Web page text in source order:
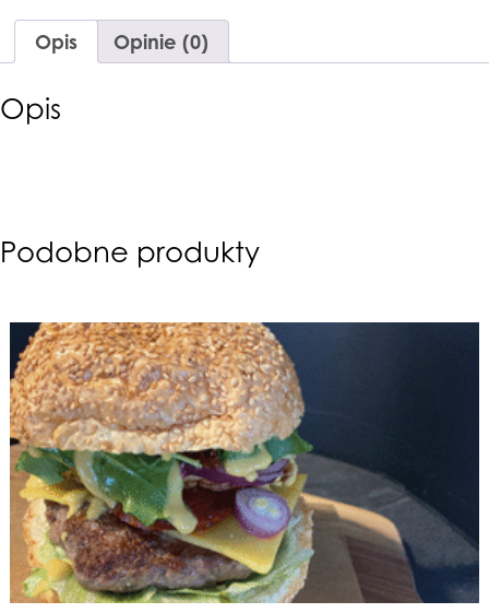
Opis Opinie (0)
Opis
Podobne produkty